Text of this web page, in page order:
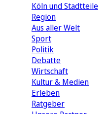
Köln und Stadtteile
Region
Aus aller Welt
Sport
Politik
Debatte
Wirtschaft
Kultur & Medien
Erleben
Ratgeber